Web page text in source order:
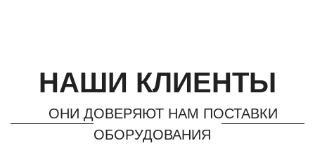
НАШИ КЛИЕНТЫ
ОНИ ДОВЕРЯЮТ НАМ ПОСТАВКИ
ОБОРУДОВАНИЯ